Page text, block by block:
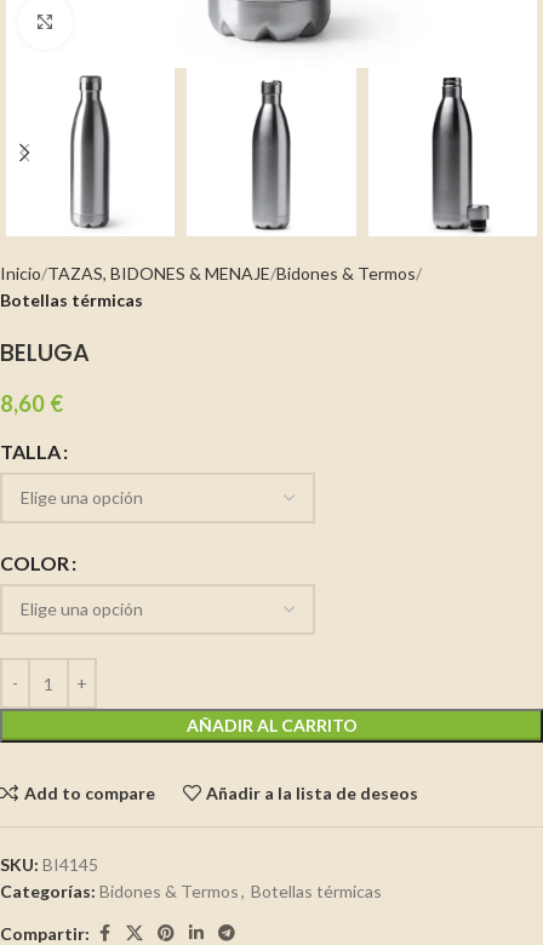
Inicio TAZAS, BIDONES & MENAJE Bidones & Termos
Botellas térmicas
BELUGA
8,60 €
TALLA
COLOR
AÑADIR AL CARRITO
Add to compare Añadir a la lista de deseos
SKU: BI4145
Categorías: Bidones & Termos, Botellas térmicas
Compartir: